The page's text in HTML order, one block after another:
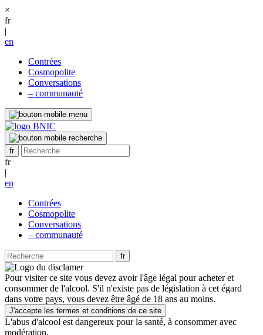
×
fr
|
en
Contrées
Cosmopolite
Conversations
– communauté
fr
|
en
Contrées
Cosmopolite
Conversations
– communauté
Pour visiter ce site vous devez avoir l'âge légal pour acheter et
consommer de l'alcool. S'il n'existe pas de législation à cet égard
dans votre pays, vous devez être âgé de 18 ans au moins.
J'accepte les termes et conditions de ce site
L'abus d'alcool est dangereux pour la santé, à consommer avec
modération.